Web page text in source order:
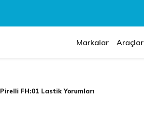
Markalar Araçlar
Pirelli FH:01 Lastik Yorumları